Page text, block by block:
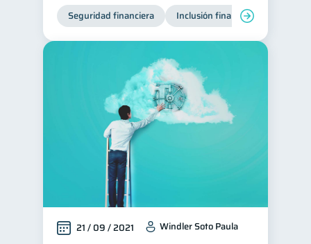
Préstamos Ahorro
Consejos
Historial crediticio 6
Ciberseguridad 5
Servicios 4
Derechos & Deberes
Criptomonedas
Inversiones
Cuenta Inactiva 1
Finanzas Personales 1
Seguridad financiera Inclusión financiera
21 / 09 / 2021 Windler Soto Paula